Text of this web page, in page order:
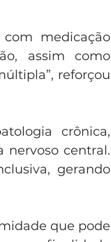
medicação
assim como
reforçou
crônica,
nervoso central.
gerando
que pode